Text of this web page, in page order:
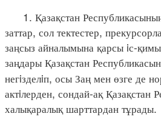
1. Қазақстан
заттар, сол тектестер,
заңсыз айналымына қарсы iс-
заңдары Қазақстан
негiзделiп, осы Заң мен өзге де
актiлерден, сондай-ақ Қазақстан
халықаралық шарттардан тұрады.